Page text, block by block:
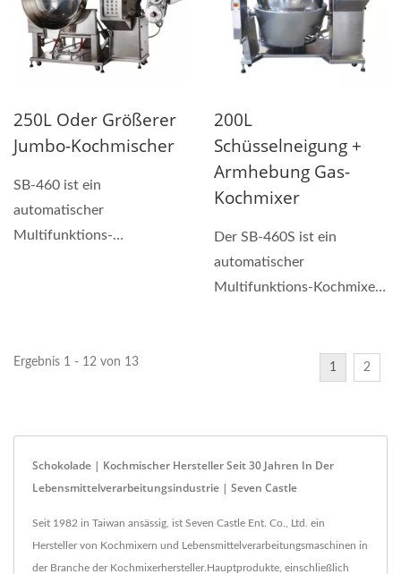
250L Oder Größerer
Jumbo-Kochmischer
SB-460 ist ein
automatischer
Multifunktions-
200L
Schüsselneigung +
Armhebung Gas-
Kochmixer
Der SB-460S ist ein
automatischer
Multifunktions-Kochmixer,
Ergebnis 1 - 12 von 13 1 2
Schokolade | Kochmischer Hersteller Seit 30 Jahren In Der
Lebensmittelverarbeitungsindustrie | Seven Castle
Seit 1982 in Taiwan ansässig, ist Seven Castle Ent. Co., Ltd. ein
Hersteller von Kochmixern und Lebensmittelverarbeitungsmaschinen in
der Branche der Kochmixerhersteller.Hauptprodukte, einschließlich